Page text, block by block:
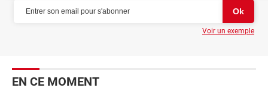
Voir un exemple
EN CE MOMENT